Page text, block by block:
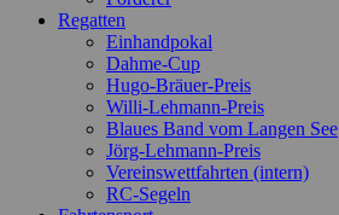
Regatten
Einhandpokal
Dahme-Cup
Hugo-Bräuer-Preis
Willi-Lehmann-Preis
Blaues Band vom Langen See
Jörg-Lehmann-Preis
Vereinswettfahrten (intern)
RC-Segeln